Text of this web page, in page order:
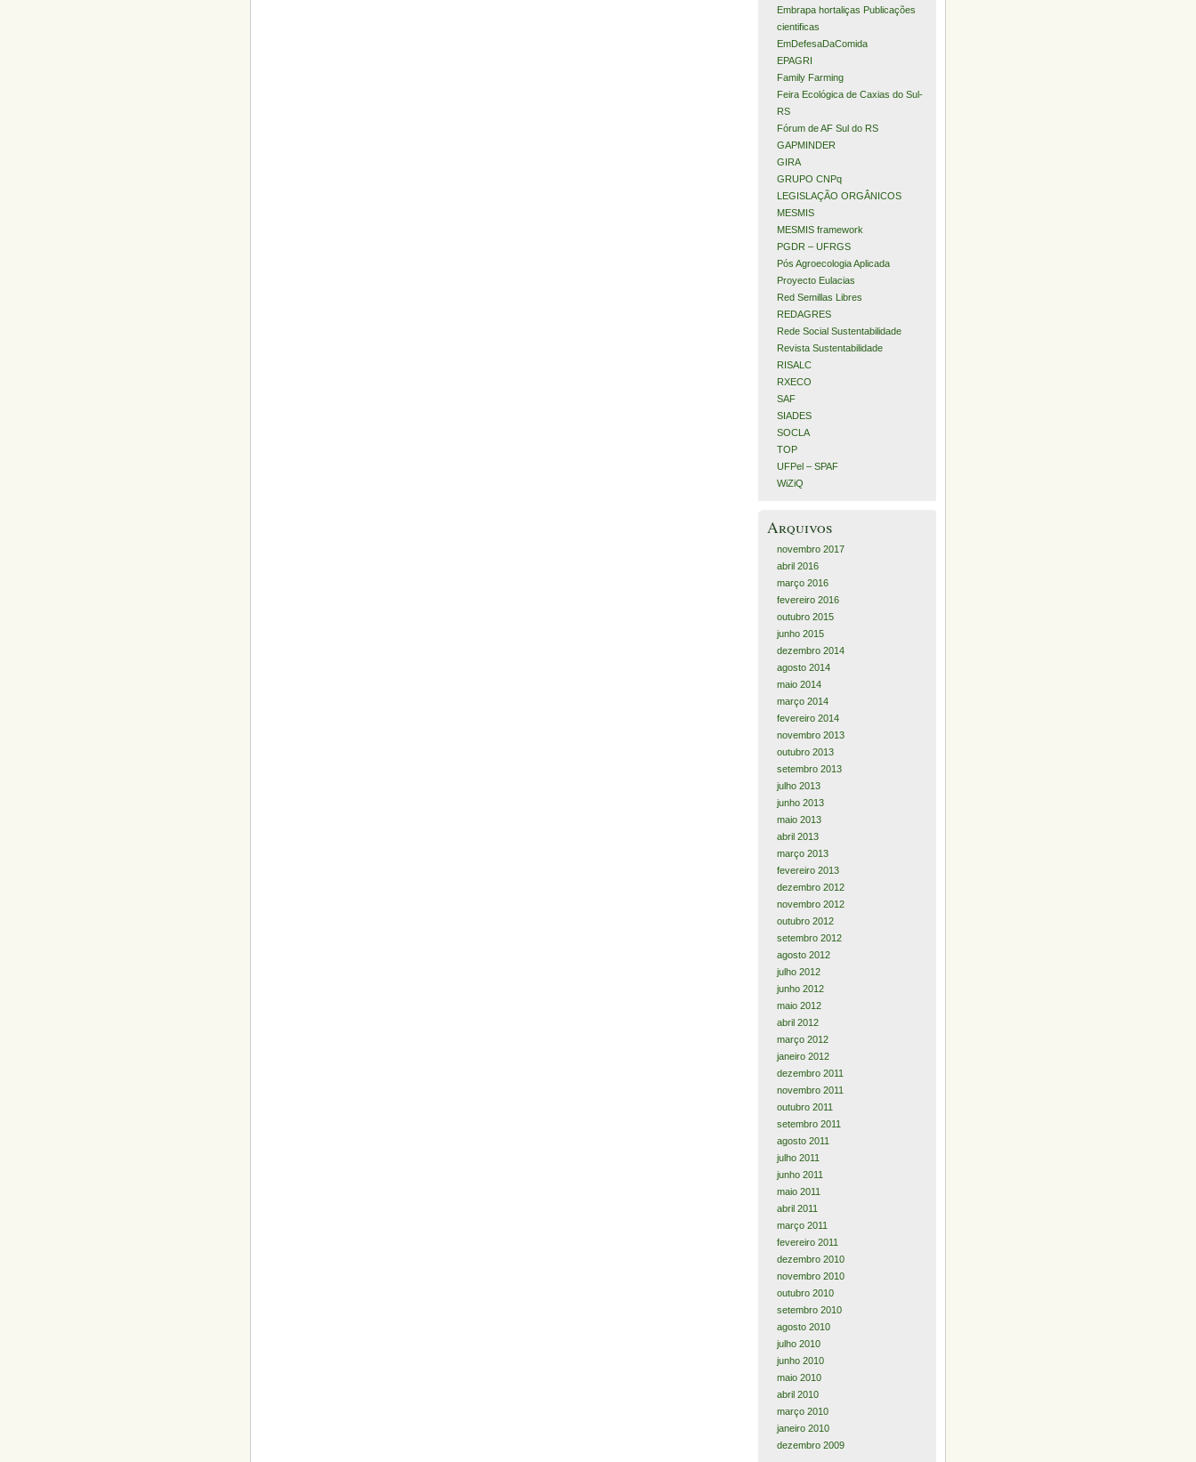
Embrapa hortaliças Publicações
cientificas
EmDefesaDaComida
EPAGRI
Family Farming
Feira Ecológica de Caxias do Sul-
RS
Fórum de AF Sul do RS
GAPMINDER
GIRA
GRUPO CNPq
LEGISLAÇÃO ORGÂNICOS
MESMIS
MESMIS framework
PGDR – UFRGS
Pós Agroecologia Aplicada
Proyecto Eulacias
Red Semillas Libres
REDAGRES
Rede Social Sustentabilidade
Revista Sustentabilidade
RISALC
RXECO
SAF
SIADES
SOCLA
TOP
UFPel – SPAF
WiZiQ
Arquivos
novembro 2017
abril 2016
março 2016
fevereiro 2016
outubro 2015
junho 2015
dezembro 2014
agosto 2014
maio 2014
março 2014
fevereiro 2014
novembro 2013
outubro 2013
setembro 2013
julho 2013
junho 2013
maio 2013
abril 2013
março 2013
fevereiro 2013
dezembro 2012
novembro 2012
outubro 2012
setembro 2012
agosto 2012
julho 2012
junho 2012
maio 2012
abril 2012
março 2012
janeiro 2012
dezembro 2011
novembro 2011
outubro 2011
setembro 2011
agosto 2011
julho 2011
junho 2011
maio 2011
abril 2011
março 2011
fevereiro 2011
dezembro 2010
novembro 2010
outubro 2010
setembro 2010
agosto 2010
julho 2010
junho 2010
maio 2010
abril 2010
março 2010
janeiro 2010
dezembro 2009